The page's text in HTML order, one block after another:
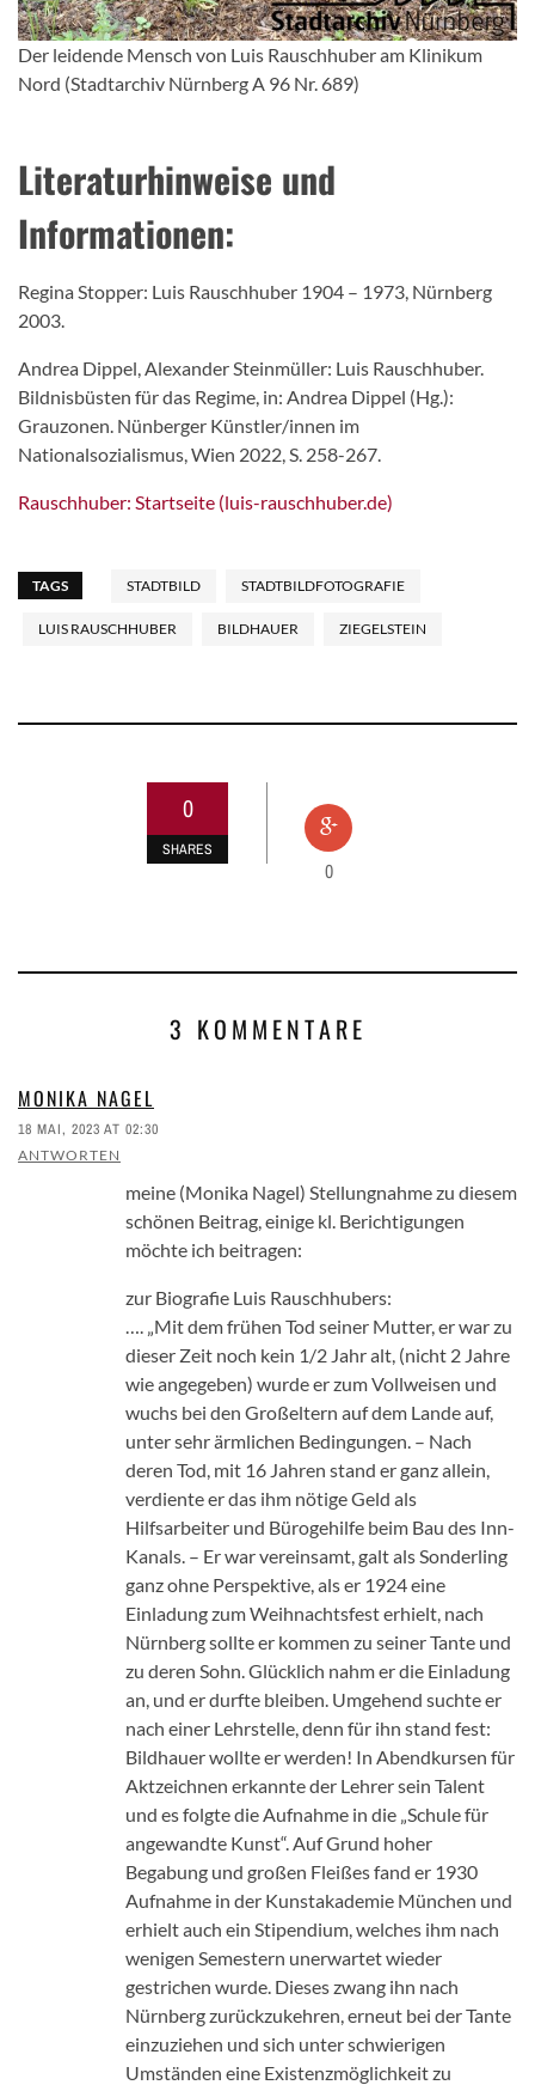
Der leidende Mensch von Luis Rauschhuber am Klinikum
Nord (Stadtarchiv Nürnberg A 96 Nr. 689)
Literaturhinweise und
Informationen:
Regina Stopper: Luis Rauschhuber 1904 – 1973, Nürnberg
2003.
Andrea Dippel, Alexander Steinmüller: Luis Rauschhuber.
Bildnisbüsten für das Regime, in: Andrea Dippel (Hg.):
Grauzonen. Nünberger Künstler/innen im
Nationalsozialismus, Wien 2022, S. 258-267.
Rauschhuber: Startseite (luis-rauschhuber.de)
TAGS STADTBILD STADTBILDFOTOGRAFIE
LUIS RAUSCHHUBER BILDHAUER ZIEGELSTEIN
0
SHARES
0
3 KOMMENTARE
MONIKA NAGEL
18 MAI, 2023 AT 02:30
ANTWORTEN
meine (Monika Nagel) Stellungnahme zu diesem
schönen Beitrag, einige kl. Berichtigungen
möchte ich beitragen:
zur Biografie Luis Rauschhubers:
…. „Mit dem frühen Tod seiner Mutter, er war zu
dieser Zeit noch kein 1/2 Jahr alt, (nicht 2 Jahre
wie angegeben) wurde er zum Vollweisen und
wuchs bei den Großeltern auf dem Lande auf,
unter sehr ärmlichen Bedingungen. – Nach
deren Tod, mit 16 Jahren stand er ganz allein,
verdiente er das ihm nötige Geld als
Hilfsarbeiter und Bürogehilfe beim Bau des Inn-
Kanals. – Er war vereinsamt, galt als Sonderling
ganz ohne Perspektive, als er 1924 eine
Einladung zum Weihnachtsfest erhielt, nach
Nürnberg sollte er kommen zu seiner Tante und
zu deren Sohn. Glücklich nahm er die Einladung
an, und er durfte bleiben. Umgehend suchte er
nach einer Lehrstelle, denn für ihn stand fest:
Bildhauer wollte er werden! In Abendkursen für
Aktzeichnen erkannte der Lehrer sein Talent
und es folgte die Aufnahme in die „Schule für
angewandte Kunst“. Auf Grund hoher
Begabung und großen Fleißes fand er 1930
Aufnahme in der Kunstakademie München und
erhielt auch ein Stipendium, welches ihm nach
wenigen Semestern unerwartet wieder
gestrichen wurde. Dieses zwang ihn nach
Nürnberg zurückzukehren, erneut bei der Tante
einzuziehen und sich unter schwierigen
Umständen eine Existenzmöglichkeit zu